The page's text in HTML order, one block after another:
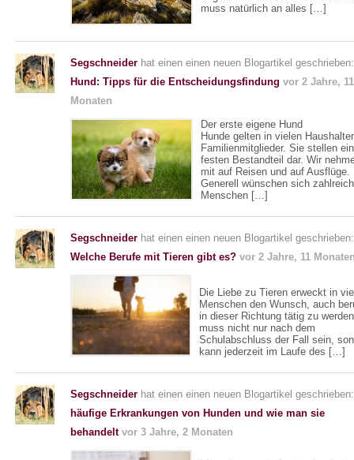
muss natürlich an alles […]
Segschneider hat einen einen neuen Blogartikel geschrieben:
Hund: Tipps für die Entscheidungsfindung vor 2 Jahre, 11
Monaten
Der erste eigene Hund
Hunde gelten in vielen
Familienmitglieder. Sie stellen
festen Bestandteil dar. Wir
mit auf Reisen und auf Ausflüge.
Generell wünschen sich
Menschen […]
Segschneider hat einen einen neuen Blogartikel geschrieben:
Welche Berufe mit Tieren gibt es? vor 2 Jahre, 11
Die Liebe zu Tieren erweckt in
Menschen den Wunsch, auch
in dieser Richtung tätig zu
muss nicht nur nach dem
Schulabschluss der Fall sein,
kann jederzeit im Laufe des […]
Segschneider hat einen einen neuen Blogartikel
häufige Erkrankungen von Hunden und wie man sie
behandelt vor 3 Jahre, 2 Monaten